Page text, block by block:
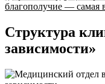
благополучие — самая
Структура
зависимости»